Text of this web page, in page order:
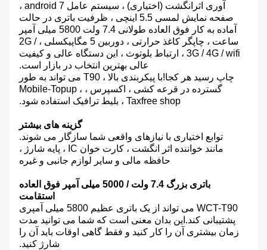
آوری اثرانگشت (اختیاری) ، سیستم عامل android 7 ،
صفحه نمایش لمسی 5.5 اینچی ، ظرفیت باتری در حالت
آماده به کار فوق العاده طولانی 7.4 ولت 5800 میلی آمپر
ساعت ، چاپگر کاغذ حرارتی ، دوربین 5 مگاپیکسلی ، 2G /
3G / 4G / wifi ، ارتباط بلوتوث ، این دستگاه عالی و کیفیت
عالی بهترین انتخاب در بازار است.
چاپ رسید هر کجا!با پیکربندی بالا ، T90 می تواند به طور
گسترده در قرعه کشی ، اکسپرس ، Mobile-Topup ،
Taxfree shop ، بلیط ترافیک استفاده شود.
گزینه های بیشتر
توابع اختیاری با نیازهای واقعی شما سازگار می شوند.
مانند خواننده اثر انگشت ، کارت خوان IC ، پایه شارژ ،
حافظه مالی و سایر لوازم جانبی و غیره
باتری بزرگ 7.4 ولت / 5000 میلی آمپر فوق العاده
استقامت
WCT-T90 می تواند از یک باتری عظیم 5800 میلی آمپری
پشتیبانی کند.این بدان معنی است که شما می توانید مدت
زمان بیشتری آن را کار کنید و فقط گاهی اوقات باید آن را
شارژ کنید.